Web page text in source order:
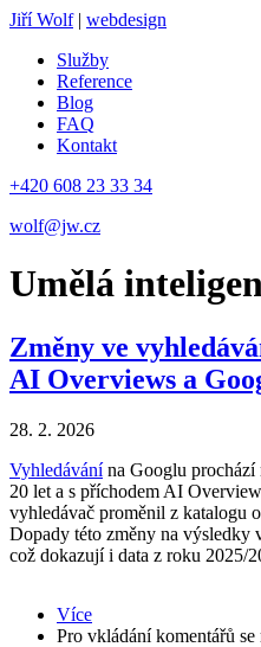
Jiří Wolf | webdesign
Služby
Reference
Blog
FAQ
Kontakt
+420 608 23 33 34
wolf@jw.cz
Umělá
Změny ve
AI Overviews a
28. 2. 2026
Vyhledávánína Googlu prochází
20 let a s příchodem AI
vyhledávač proměnil z katalogu
Dopady této změny na výsledky
což dokazují i data z roku 2025/
Více
Změny
Pro vkládání komentářů se